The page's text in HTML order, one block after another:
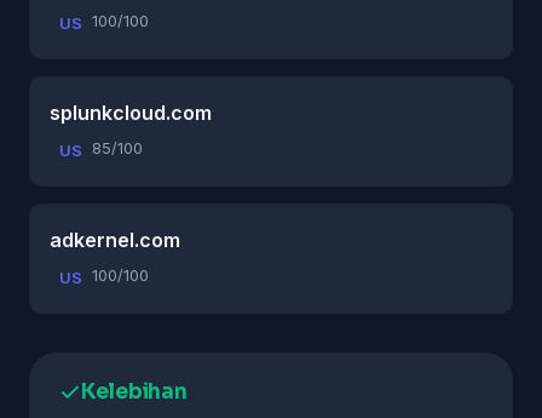
US 100/100
splunkcloud.com
US 85/100
adkernel.com
US 100/100
Kelebihan